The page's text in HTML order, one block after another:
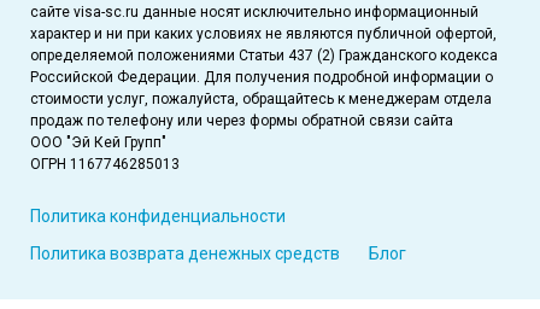
сайте visa-sc.ru данные носят исключительно информационный
характер и ни при каких условиях не являются публичной офертой,
определяемой положениями Статьи 437 (2) Гражданского кодекса
Российской Федерации. Для получения подробной информации о
стоимости услуг, пожалуйста, обращайтесь к менеджерам отдела
продаж по телефону или через формы обратной связи сайта
ООО "Эй Кей Групп"
ОГРН 1167746285013
Политика конфиденциальности
Политика возврата денежных средств
Блог